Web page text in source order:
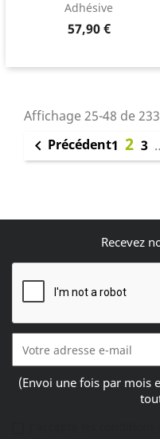
Adhésive
Prix
57,90 €
Affichage 25-48 de
 Précédent1 2 3
Recevez
(Envoi une fois par mois